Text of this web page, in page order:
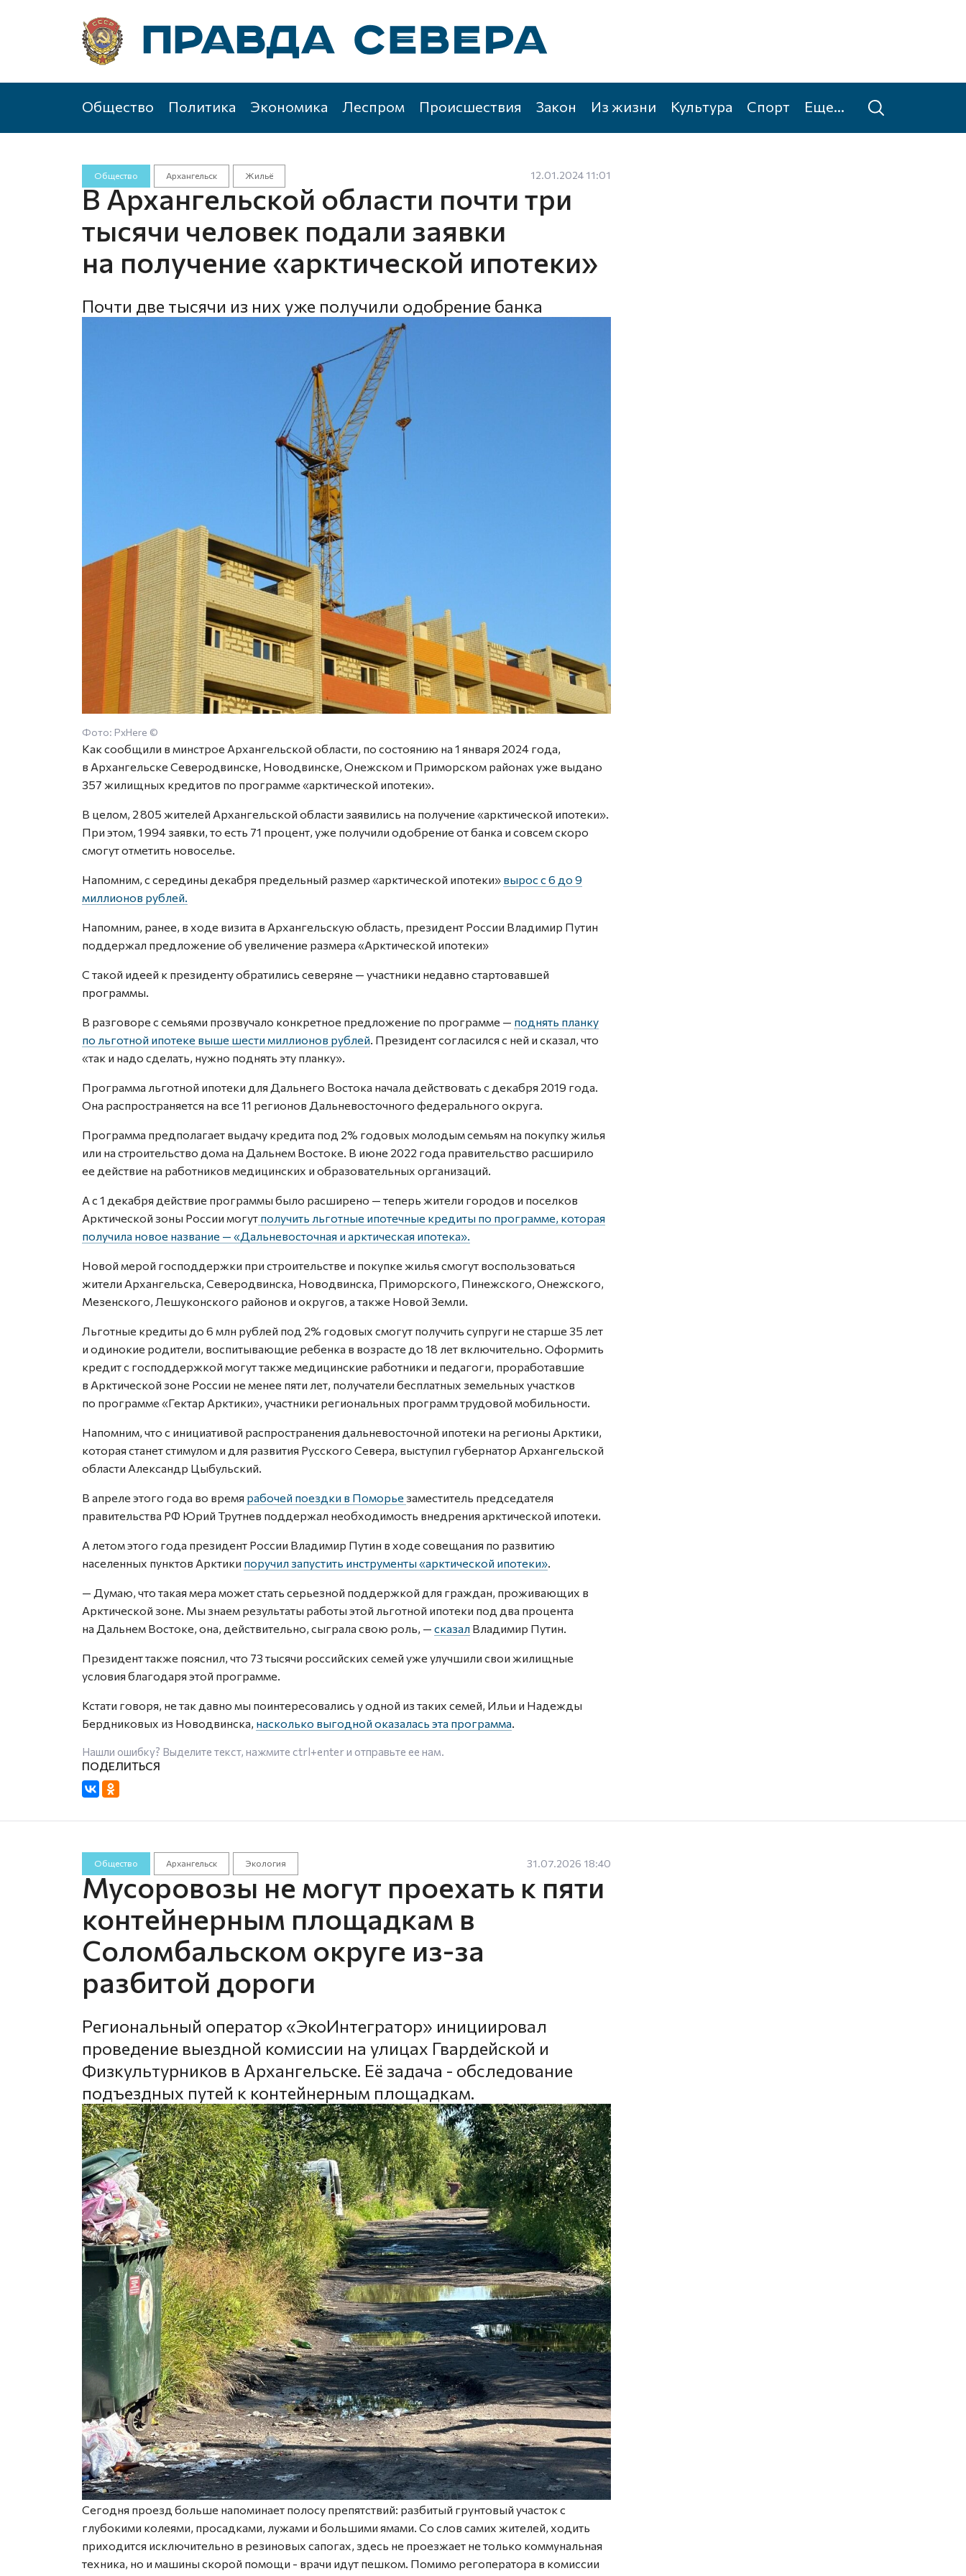
Общество Политика Экономика Леспром Происшествия Закон Из жизни Культура Спорт Еще...
Общество Архангельск Жильё 12.01.2024 11:01
В Архангельской области почти три
тысячи человек подали заявки
на получение «арктической ипотеки»
Почти две тысячи из них уже получили одобрение банка
Фото: PxHere ©
Как сообщили в минстрое Архангельской области, по состоянию на 1 января 2024 года,
в Архангельске Северодвинске, Новодвинске, Онежском и Приморском районах уже выдано
357 жилищных кредитов по программе «арктической ипотеки».
В целом, 2 805 жителей Архангельской области заявились на получение «арктической ипотеки».
При этом, 1 994 заявки, то есть 71 процент, уже получили одобрение от банка и совсем скоро
смогут отметить новоселье.
Напомним, с середины декабря предельный размер «арктической ипотеки» вырос с 6 до 9
миллионов рублей.
Напомним, ранее, в ходе визита в Архангельскую область, президент России Владимир Путин
поддержал предложение об увеличение размера «Арктической ипотеки»
С такой идеей к президенту обратились северяне — участники недавно стартовавшей
программы.
В разговоре с семьями прозвучало конкретное предложение по программе — поднять планку
по льготной ипотеке выше шести миллионов рублей. Президент согласился с ней и сказал, что
«так и надо сделать, нужно поднять эту планку».
Программа льготной ипотеки для Дальнего Востока начала действовать с декабря 2019 года.
Она распространяется на все 11 регионов Дальневосточного федерального округа.
Программа предполагает выдачу кредита под 2% годовых молодым семьям на покупку жилья
или на строительство дома на Дальнем Востоке. В июне 2022 года правительство расширило
ее действие на работников медицинских и образовательных организаций.
А с 1 декабря действие программы было расширено — теперь жители городов и поселков
Арктической зоны России могут получить льготные ипотечные кредиты по программе, которая
получила новое название — «Дальневосточная и арктическая ипотека».
Новой мерой господдержки при строительстве и покупке жилья смогут воспользоваться
жители Архангельска, Северодвинска, Новодвинска, Приморского, Пинежского, Онежского,
Мезенского, Лешуконского районов и округов, а также Новой Земли.
Льготные кредиты до 6 млн рублей под 2% годовых смогут получить супруги не старше 35 лет
и одинокие родители, воспитывающие ребенка в возрасте до 18 лет включительно. Оформить
кредит с господдержкой могут также медицинские работники и педагоги, проработавшие
в Арктической зоне России не менее пяти лет, получатели бесплатных земельных участков
по программе «Гектар Арктики», участники региональных программ трудовой мобильности.
Напомним, что с инициативой распространения дальневосточной ипотеки на регионы Арктики,
которая станет стимулом и для развития Русского Севера, выступил губернатор Архангельской
области Александр Цыбульский.
В апреле этого года во время рабочей поездки в Поморье заместитель председателя
правительства РФ Юрий Трутнев поддержал необходимость внедрения арктической ипотеки.
А летом этого года президент России Владимир Путин в ходе совещания по развитию
населенных пунктов Арктики поручил запустить инструменты «арктической ипотеки».
— Думаю, что такая мера может стать серьезной поддержкой для граждан, проживающих в
Арктической зоне. Мы знаем результаты работы этой льготной ипотеки под два процента
на Дальнем Востоке, она, действительно, сыграла свою роль, — сказал Владимир Путин.
Президент также пояснил, что 73 тысячи российских семей уже улучшили свои жилищные
условия благодаря этой программе.
Кстати говоря, не так давно мы поинтересовались у одной из таких семей, Ильи и Надежды
Бердниковых из Новодвинска, насколько выгодной оказалась эта программа.
Нашли ошибку? Выделите текст, нажмите ctrl+enterи отправьте ее нам.
Общество Архангельск Экология 31.07.2026 18:40
Мусоровозы не могут проехать к пяти
контейнерным площадкам в
Соломбальском округе из-за
разбитой дороги
Региональный оператор «ЭкоИнтегратор» инициировал
проведение выездной комиссии на улицах Гвардейской и
Физкультурников в Архангельске. Её задача - обследование
подъездных путей к контейнерным площадкам.
Сегодня проезд больше напоминает полосу препятствий: разбитый грунтовый участок с
глубокими колеями, просадками, лужами и большими ямами. Со слов самих жителей, ходить
приходится исключительно в резиновых сапогах, здесь не проезжает не только коммунальная
техника, но и машины скорой помощи - врачи идут пешком. Помимо регоператора в комиссии